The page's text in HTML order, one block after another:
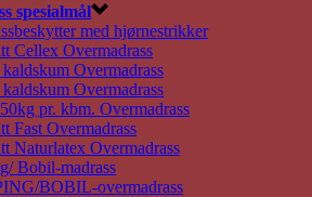
spesialmål
med hjørnestrikker
Cellex Overmadrass
Overmadrass
Overmadrass
pr. kbm. Overmadrass
Fast Overmadrass
Naturlatex Overmadrass
Bobil-madrass
BOBIL-overmadrass